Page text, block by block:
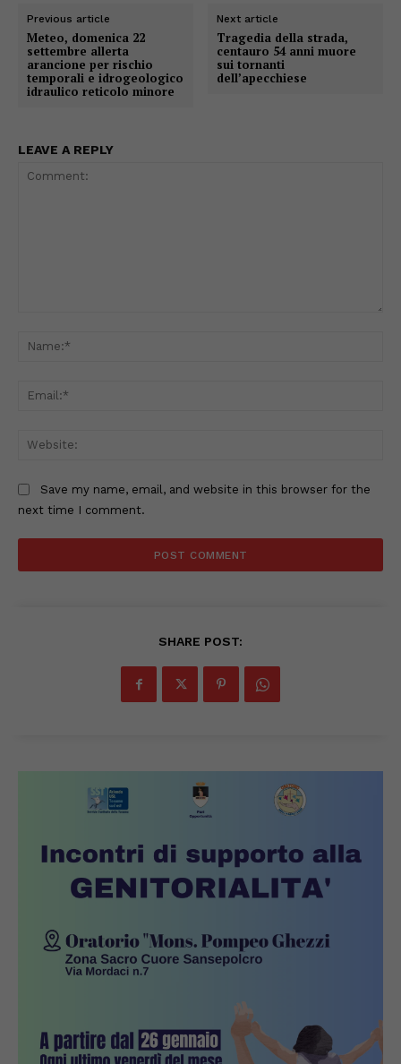
Previous article
Meteo, domenica 22
settembre allerta
arancione per rischio
temporali e idrogeologico
idraulico reticolo minore
Next article
Tragedia della strada,
centauro 54 anni muore
sui tornanti
dell’apecchiese
LEAVE A REPLY
Save my name, email, and website in this browser for the
next time I comment.
SHARE POST: